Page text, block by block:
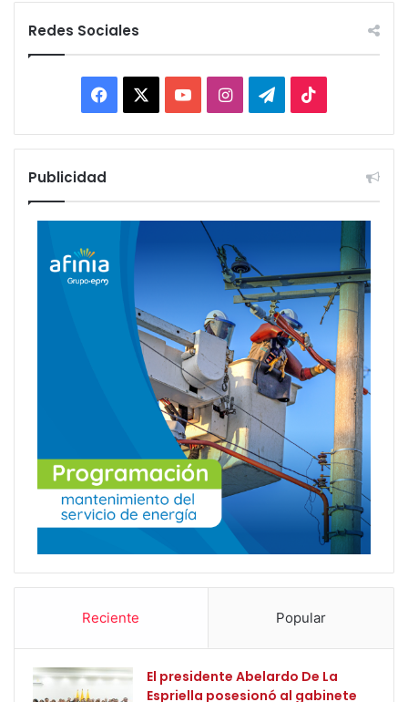
Redes Sociales
Facebook YouTubeInstagramTelegram
Publicidad
Reciente Popular
El presidente Abelardo De La
Espriella posesionó al gabinete